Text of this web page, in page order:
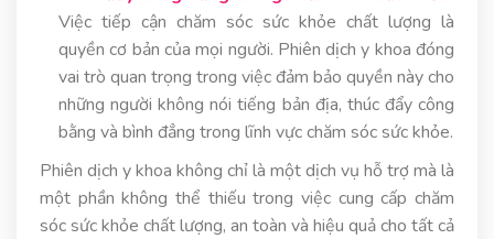
Việc tiếp cận chăm sóc sức khỏe chất lượng là
quyền cơ bản của mọi người. Phiên dịch y khoa đóng
vai trò quan trọng trong việc đảm bảo quyền này cho
những người không nói tiếng bản địa, thúc đẩy công
bằng và bình đẳng trong lĩnh vực chăm sóc sức khỏe.
Phiên dịch y khoa không chỉ là một dịch vụ hỗ trợ mà là
một phần không thể thiếu trong việc cung cấp chăm
sóc sức khỏe chất lượng, an toàn và hiệu quả cho tất cả